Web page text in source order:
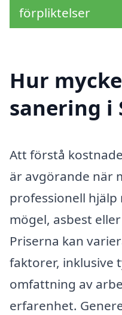
förpliktelser
Hur
sanering i
Att förstå
är avgörande när
professionell hjälp
mögel, asbest
Priserna kan
faktorer, inklusive
omfattning av
erfarenhet.